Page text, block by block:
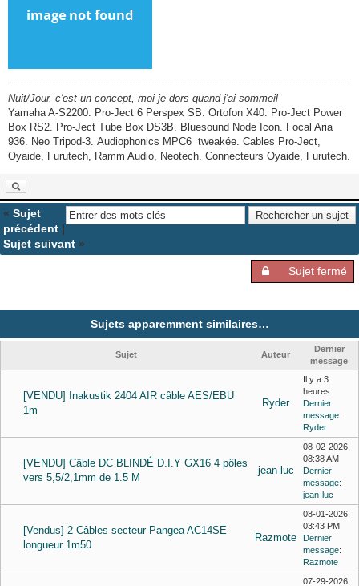
Nuit/Jour, c'est un concept, moi je dors quand j'ai sommeil
Yamaha A-S2200. Pro-Ject 6 Perspex SB. Ortofon X40. Pro-Ject Power
Box RS2. Pro-Ject Tube Box DS3B. Bluesound Node Icon. Focal Aria
936. Neo Tripod-3. Audiophonics MPC6 tweakée. Cables Pro-Ject,
Oyaide, Furutech, Ramm Audio, Neotech. Connecteurs Oyaide, Furutech.
« Sujet
précédent |
Sujet suivant »
Sujet fermé
Sujets apparemment similaires…
Sujet Auteur
Dernier
message
[VENDU] Inakustik 2404 AIR câble AES/EBU
1m
Ryder
Il y a 3
heures
Dernier
message:
Ryder
[VENDU] Câble DC BLINDÉ D.I.Y GX16 4 pôles
vers 5,5/2,1mm de 1.5 M
jean-luc
08-02-2026,
08:38 AM
Dernier
message:
jean-luc
[Vendus] 2 Câbles secteur Pangea AC14SE
longueur 1m50
Razmote
08-01-2026,
03:43 PM
Dernier
message:
Razmote
07-29-2026,